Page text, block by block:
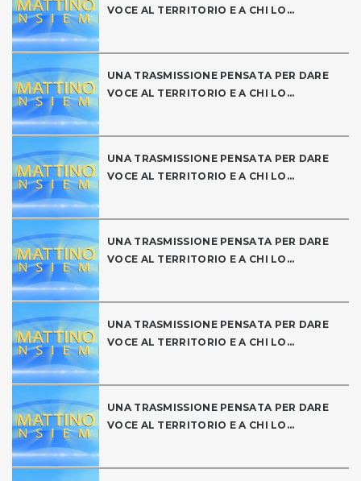
VOCE AL TERRITORIO E A CHI LO...
UNA TRASMISSIONE PENSATA PER DARE
VOCE AL TERRITORIO E A CHI LO...
UNA TRASMISSIONE PENSATA PER DARE
VOCE AL TERRITORIO E A CHI LO...
UNA TRASMISSIONE PENSATA PER DARE
VOCE AL TERRITORIO E A CHI LO...
UNA TRASMISSIONE PENSATA PER DARE
VOCE AL TERRITORIO E A CHI LO...
UNA TRASMISSIONE PENSATA PER DARE
VOCE AL TERRITORIO E A CHI LO...